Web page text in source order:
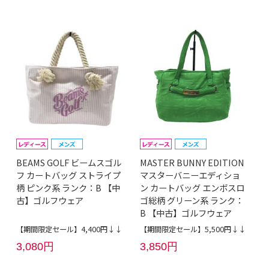
BEAMS GOLF ビームスゴル
フ カートバッグ ストライプ
柄 ピンク系 ランク：B 【中
古】ゴルフウェア
【期間限定セール】4,400円↓↓
3,080円
MASTER BUNNY EDITION
マスターバニーエディショ
ン カートバッグ エンボスロ
ゴ総柄 グリーン系 ランク：
B 【中古】ゴルフウェア
【期間限定セール】5,500円↓↓
3,850円